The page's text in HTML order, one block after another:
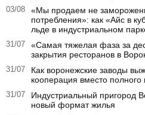
03/08
«Мы продаем не
потребления»: как «Айс в
льде в индустриальном
31/07
«Самая тяжелая фаза за
закрытия ресторанов в
31/07
Как воронежские заводы
кооперация вместо полного
31/07
Индустриальный пригород
новый формат жилья